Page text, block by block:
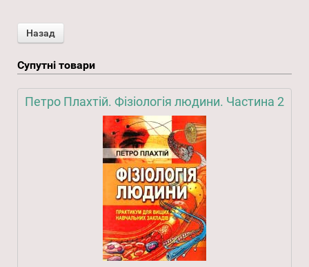
Супутні товари
Петро Плахтій. Фізіологія людини. Частина 2